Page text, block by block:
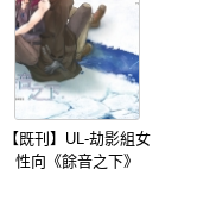
【既刊】UL-劫影組女
性向《餘音之下》